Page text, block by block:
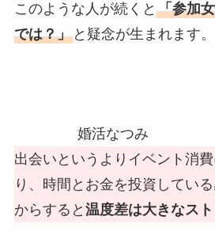
このような人が続くと 「参加
では？」と疑念が生まれます。
婚活なつみ
出会いというよりイベント消
り、時間とお金を投資してい
からすると 温度差は大きなス